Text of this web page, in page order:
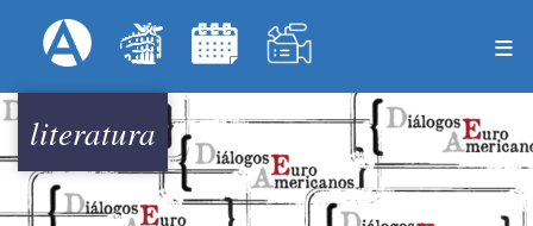
al
Menú Superior
literatura